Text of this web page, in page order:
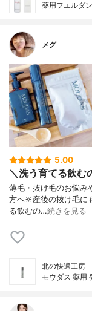
薬用フエルダン
メグ
5.00
＼洗う育てる飲む
薄毛・抜け毛のお悩み
方へ🔆産後の抜け毛
る飲むの…続きを見る
北の快適工房
モウダス 薬用